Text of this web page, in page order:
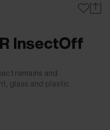
InsectOff
remains and
glass and plastic.